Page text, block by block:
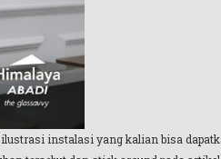
instalasi yang kalian bisa